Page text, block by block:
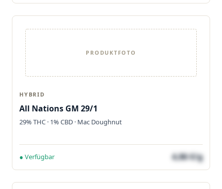
PRODUKTFOTO
HYBRID
All Nations GM 29/1
29% THC · 1% CBD · Mac Doughnut
● Verfügbar 4,86 €/g